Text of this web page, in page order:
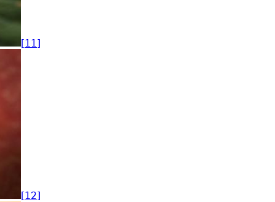
[11]
[12]